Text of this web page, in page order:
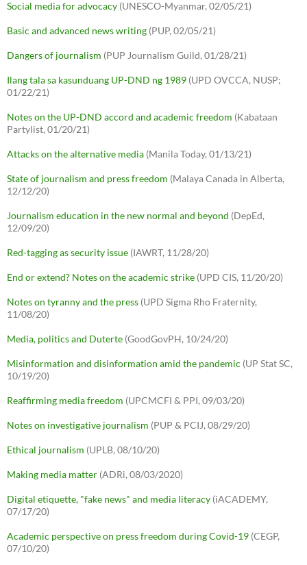
Social media for advocacy (UNESCO-Myanmar, 02/05/21)
Basic and advanced news writing (PUP, 02/05/21)
Dangers of journalism (PUP Journalism Guild, 01/28/21)
Ilang tala sa kasunduang UP-DND ng 1989 (UPD OVCCA, NUSP;
01/22/21)
Notes on the UP-DND accord and academic freedom (Kabataan
Partylist, 01/20/21)
Attacks on the alternative media (Manila Today, 01/13/21)
State of journalism and press freedom (Malaya Canada in Alberta,
12/12/20)
Journalism education in the new normal and beyond (DepEd,
12/09/20)
Red-tagging as security issue (IAWRT, 11/28/20)
End or extend? Notes on the academic strike (UPD CIS, 11/20/20)
Notes on tyranny and the press (UPD Sigma Rho Fraternity,
11/08/20)
Media, politics and Duterte (GoodGovPH, 10/24/20)
Misinformation and disinformation amid the pandemic (UP Stat SC,
10/19/20)
Reaffirming media freedom (UPCMCFI & PPI, 09/03/20)
Notes on investigative journalism (PUP & PCIJ, 08/29/20)
Ethical journalism (UPLB, 08/10/20)
Making media matter (ADRi, 08/03/2020)
Digital etiquette, "fake news" and media literacy (iACADEMY,
07/17/20)
Academic perspective on press freedom during Covid-19 (CEGP,
07/10/20)